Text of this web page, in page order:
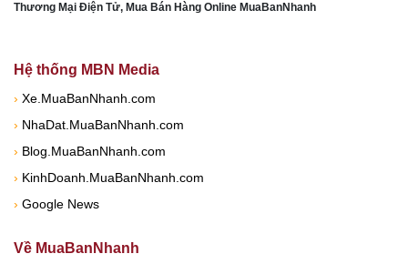
Thương Mại Điện Tử, Mua Bán Hàng Online MuaBanNhanh
Hệ thống MBN Media
› Xe.MuaBanNhanh.com
› NhaDat.MuaBanNhanh.com
› Blog.MuaBanNhanh.com
› KinhDoanh.MuaBanNhanh.com
› Google News
Về MuaBanNhanh